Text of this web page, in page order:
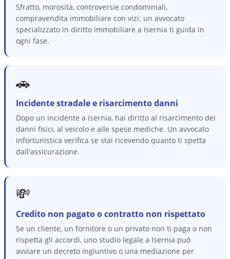
Sfratto, morosità, controversie condominiali,
compravendita immobiliare con vizi: un avvocato
specializzato in diritto immobiliare a Isernia ti guida in
ogni fase.
🚗
Incidente stradale e risarcimento danni
Dopo un incidente a Isernia, hai diritto al risarcimento dei
danni fisici, al veicolo e alle spese mediche. Un avvocato
infortunistica verifica se stai ricevendo quanto ti spetta
dall'assicurazione.
💸
Credito non pagato o contratto non rispettato
Se un cliente, un fornitore o un privato non ti paga o non
rispetta gli accordi, uno studio legale a Isernia può
avviare un decreto ingiuntivo o una mediazione per